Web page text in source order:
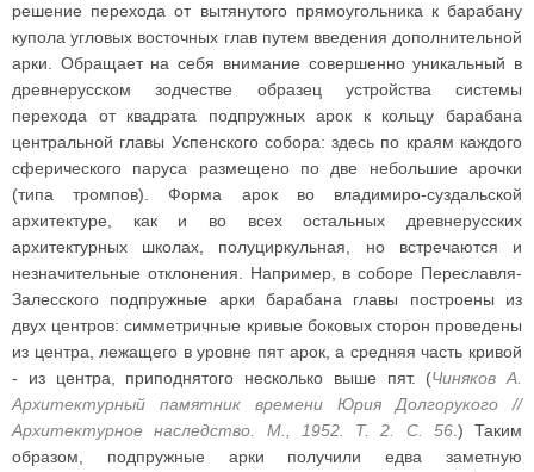
решение перехода от вытянутого прямоугольника к барабану
купола угловых восточных глав путем введения дополнительной
арки. Обращает на себя внимание совершенно уникальный в
древнерусском зодчестве образец устройства системы
перехода от квадрата подпружных арок к кольцу барабана
центральной главы Успенского собора: здесь по краям каждого
сферического паруса размещено по две небольшие арочки
(типа тромпов). Форма арок во владимиро-суздальской
архитектуре, как и во всех остальных древнерусских
архитектурных школах, полуциркульная, но встречаются и
незначительные отклонения. Например, в соборе Переславля-
Залесского подпружные арки барабана главы построены из
двух центров: симметричные кривые боковых сторон проведены
из центра, лежащего в уровне пят арок, а средняя часть кривой
- из центра, приподнятого несколько выше пят. (Чиняков А.
Архитектурный памятник времени Юрия Долгорукого //
Архитектурное наследство. М., 1952. Т. 2. С. 56.) Таким
образом, подпружные арки получили едва заметную